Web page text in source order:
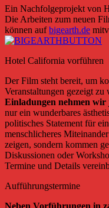
Ein Nachfolgeprojekt von
Die Arbeiten zum neuen
können aufbigearth.de
Hotel California vorführen
Der Film steht bereit, um
Veranstaltungen gezeigt
Einladungen nehmen wir
nur ein wunderbares
politisches Statement für
menschlicheres
zeigen, sondern kommen
Diskussionen oder
Termine und Details
Aufführungstermine
Neben Vorführungen in